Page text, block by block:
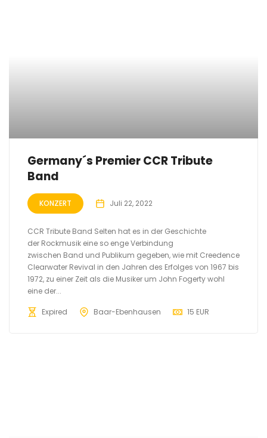
Germany´s Premier CCR Tribute
Band
KONZERT Juli 22, 2022
CCR Tribute Band Selten hat es in der Geschichte
der Rockmusik eine so enge Verbindung
zwischen Band und Publikum gegeben, wie mit Creedence
Clearwater Revival in den Jahren des Erfolges von 1967 bis
1972, zu einer Zeit als die Musiker um John Fogerty wohl
eine der...
Expired Baar-Ebenhausen 15 EUR